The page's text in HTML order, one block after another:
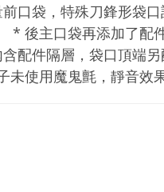
口袋，特殊刀鋒形袋
* 後主口袋再添加了配
配件隔層，袋口頂端
未使用魔鬼氈，靜音效